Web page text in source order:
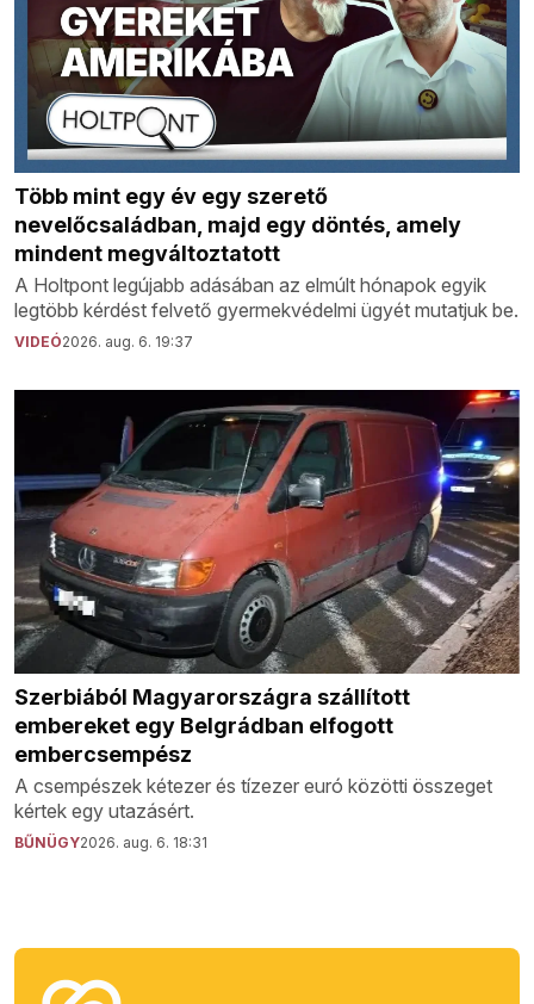
Több mint egy év egy szerető
nevelőcsaládban, majd egy döntés, amely
mindent megváltoztatott
A Holtpont legújabb adásában az elmúlt hónapok egyik
legtöbb kérdést felvető gyermekvédelmi ügyét mutatjuk be.
VIDEÓ2026. aug. 6. 19:37
Szerbiából Magyarországra szállított
embereket egy Belgrádban elfogott
embercsempész
A csempészek kétezer és tízezer euró közötti összeget
kértek egy utazásért.
BŰNÜGY2026. aug. 6. 18:31